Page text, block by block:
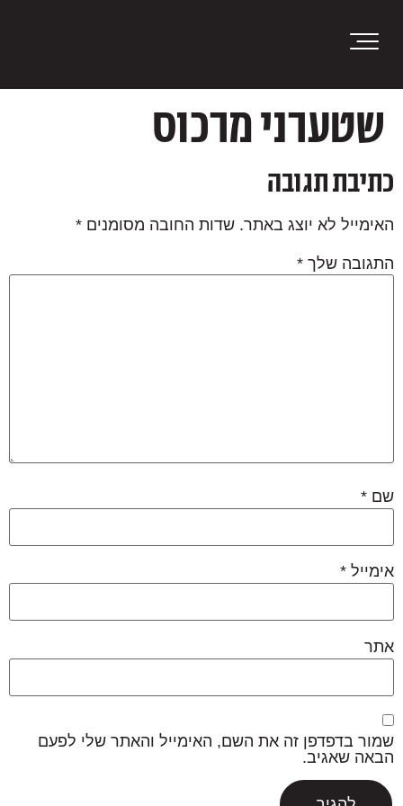
שטערני מרכוס
כתיבת תגובה
האימייל לא יוצג באתר. שדות החובה מסומנים *
התגובה שלך *
שם *
אימייל *
אתר
שמור בדפדפן זה את השם, האימייל והאתר שלי לפעם
הבאה שאגיב.